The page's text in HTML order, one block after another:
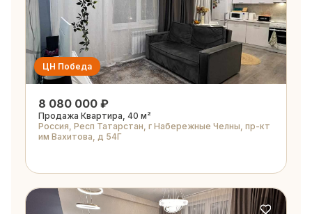
ЦН Победа
8 080 000 ₽
Продажа Квартира, 40 м²
Россия, Респ Татарстан, г Набережные Челны, пр-кт
им Вахитова, д 54Г